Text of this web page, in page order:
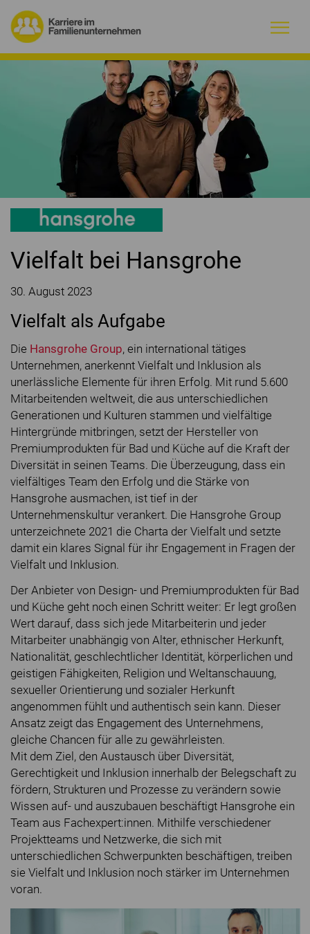
Warum Familienunternehmen?
Firmenprofile
Magazin
Initiative
Kontakt
Vielfalt bei Hansgrohe
30. August 2023
Vielfalt als Aufgabe
Die Hansgrohe Group, ein international tätiges
Unternehmen, anerkennt Vielfalt und Inklusion als
unerlässliche Elemente für ihren Erfolg. Mit rund 5.600
Mitarbeitenden weltweit, die aus unterschiedlichen
Generationen und Kulturen stammen und vielfältige
Hintergründe mitbringen, setzt der Hersteller von
Premiumprodukten für Bad und Küche auf die Kraft der
Diversität in seinen Teams. Die Überzeugung, dass ein
vielfältiges Team den Erfolg und die Stärke von
Hansgrohe ausmachen, ist tief in der
Unternehmenskultur verankert. Die Hansgrohe Group
unterzeichnete 2021 die Charta der Vielfalt und setzte
damit ein klares Signal für ihr Engagement in Fragen der
Vielfalt und Inklusion.
Der Anbieter von Design- und Premiumprodukten für Bad
und Küche geht noch einen Schritt weiter: Er legt großen
Wert darauf, dass sich jede Mitarbeiterin und jeder
Mitarbeiter unabhängig von Alter, ethnischer Herkunft,
Nationalität, geschlechtlicher Identität, körperlichen und
geistigen Fähigkeiten, Religion und Weltanschauung,
sexueller Orientierung und sozialer Herkunft
angenommen fühlt und authentisch sein kann. Dieser
Ansatz zeigt das Engagement des Unternehmens,
gleiche Chancen für alle zu gewährleisten.
Mit dem Ziel, den Austausch über Diversität,
Gerechtigkeit und Inklusion innerhalb der Belegschaft zu
fördern, Strukturen und Prozesse zu verändern sowie
Wissen auf- und auszubauen beschäftigt Hansgrohe ein
Team aus Fachexpert:innen. Mithilfe verschiedener
Projektteams und Netzwerke, die sich mit
unterschiedlichen Schwerpunkten beschäftigen, treiben
sie Vielfalt und Inklusion noch stärker im Unternehmen
voran.